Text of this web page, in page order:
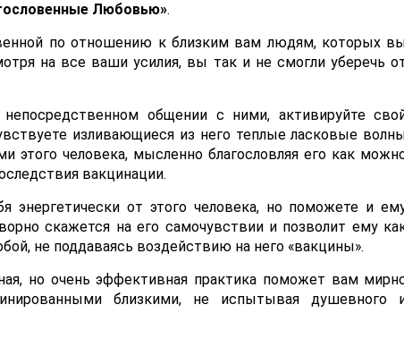
Любовью».
по отношению к близким вам людям, которых
на все ваши усилия, вы так и не смогли уберечь
общении с ними, активируйте
изливающиеся из него теплые ласковые
этого человека, мысленно благословляя его как
вакцинации.
энергетически от этого человека, но поможете и
скажется на его самочувствии и позволит ему
не поддаваясь воздействию на него «вакцины».
но очень эффективная практика поможет вам
близкими, не испытывая душевного